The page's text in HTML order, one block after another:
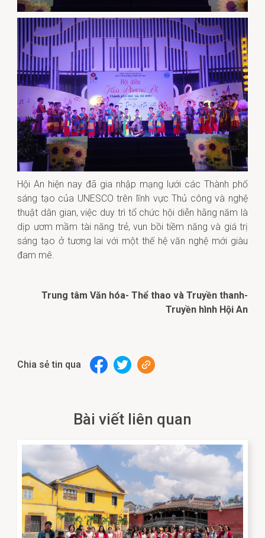
Hội An hiện nay đã gia nhập mạng lưới các Thành phố
sáng tạo của UNESCO trên lĩnh vực Thủ công và nghệ
thuật dân gian, việc duy trì tổ chức hội diễn hằng năm là
dịp ươm mầm tài năng trẻ, vun bồi tiềm năng và giá trị
sáng tạo ở tương lai với một thế hệ văn nghệ mới giàu
đam mê.
Trung tâm Văn hóa- Thể thao và Truyền thanh-
Truyền hình Hội An
Chia sẻ tin qua
Bài viết liên quan